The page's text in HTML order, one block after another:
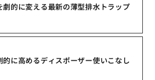
劇的に変える最新の薄型排水トラップ
的に高めるディスポーザー使いこなし